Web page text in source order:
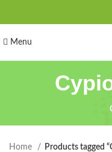
Menu
Home Products tagged